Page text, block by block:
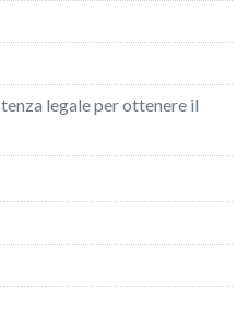
legale per ottenere il